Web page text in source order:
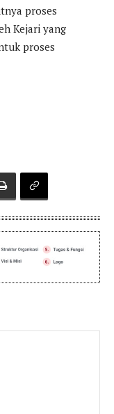
proses
Kejari yang
proses